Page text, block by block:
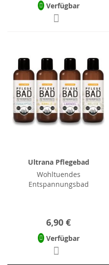
Verfügbar
Ultrana Pflegebad
Wohltuendes
Entspannungsbad
6,90 €
Verfügbar